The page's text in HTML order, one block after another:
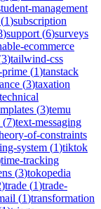
management
1)subscription
)support (6)surveys
ecommerce
3)tailwind-css
(1)tanstack
(3)taxation
technical
(3)temu
(7)text-messaging
of-constraints
system (1)tiktok
time-tracking
(3)tokopedia
)trade (1)trade-
(1)transformation